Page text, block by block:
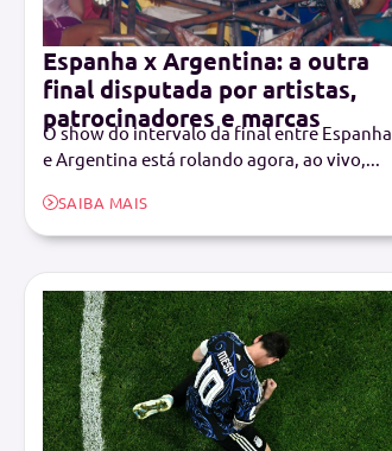
Espanha x Argentina: a outra
final disputada por artistas,
patrocinadores e marcas
O show do intervalo da final entre Espanha
e Argentina está rolando agora, ao vivo,...
SAIBA MAIS